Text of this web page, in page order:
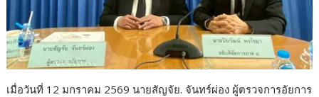
เมื่อวันที่ 12 มกราคม 2569 นายสัญจัย. จันทร์ผ่อง ผู้ตรวจการอัยการ